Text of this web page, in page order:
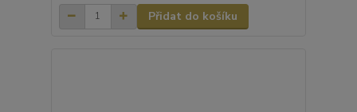
Přidat do košíku